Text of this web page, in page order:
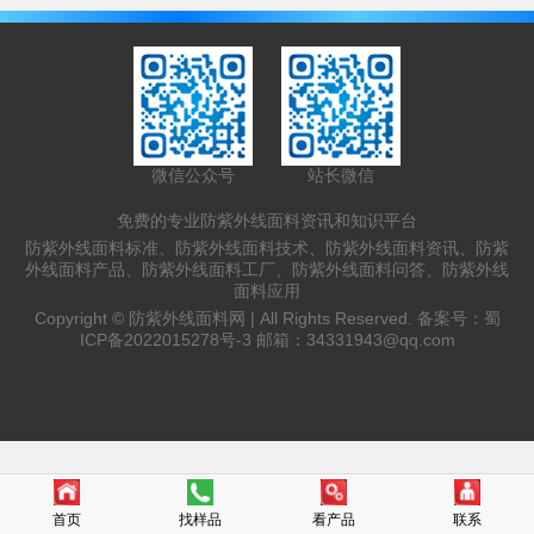
阳伞等使用。防紫外线面料产品无毒、对人
体安全，对皮肤无刺激、无过敏反应，具有
良好的吸湿透气性。公司防紫外线产品，根
据客户要求均可达UPF50+，对人体形...
微信公众号 站长微信
免费的专业防紫外线面料资讯和知识平台
防紫外线面料标准、防紫外线面料技术、防紫外线面料资讯、防紫
外线面料产品、防紫外线面料工厂、防紫外线面料问答、防紫外线
面料应用
Copyright © 防紫外线面料网 | All Rights Reserved. 备案号： 蜀
ICP备2022015278号-3 邮箱： 34331943@qq.com
首页 找样品 看产品 联系